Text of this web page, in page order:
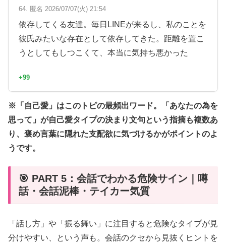
64. 匿名 2026/07/07(火) 21:54
依存してくる友達。毎日LINEが来るし、私のことを
彼氏みたいな存在として依存してきた。距離を置こ
うとしてもしつこくて、本当に気持ち悪かった
+99
※「自己愛」はこのトピの最頻出ワード。「あなたの為を
思って」が自己愛タイプの決まり文句という指摘も複数あ
り、褒め言葉に隠れた支配欲に気づけるかがポイントのよ
うです。
🎯 PART 5：会話でわかる危険サイン｜噂
話・会話泥棒・テイカー気質
「話し方」や「振る舞い」に注目すると危険なタイプが見
分けやすい、という声も。会話のクセから見抜くヒントを